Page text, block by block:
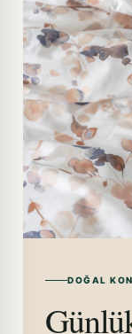
DOĞAL